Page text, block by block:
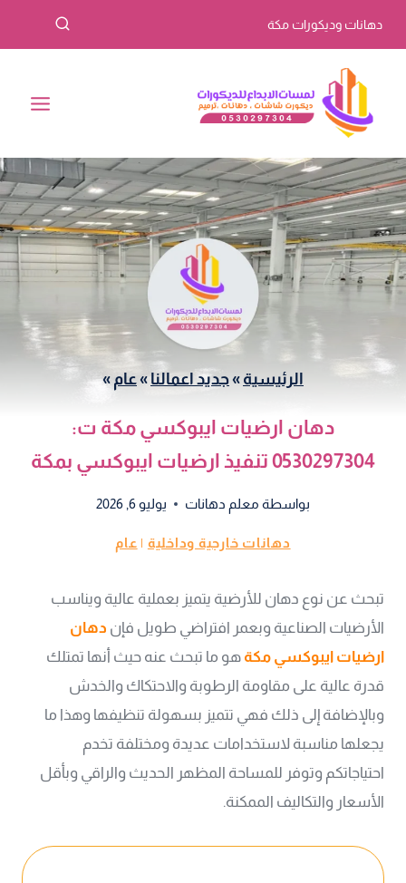
المحتوى
دهانات وديكورات مكة
الرئيسية »جديد اعمالنا»عام »
دهان ارضيات ايبوكسي مكة ت:
0530297304 تنفيذ ارضيات ايبوكسي بمكة
بواسطة معلم دهانات يوليو 6, 2026
دهانات خارجية وداخلية | عام
تبحث عن نوع دهان للأرضية يتميز بعملية عالية ويناسب
الأرضيات الصناعية وبعمر افتراضي طويل فإن دهان
ارضيات ايبوكسي مكة هو ما تبحث عنه حيث أنها تمتلك
قدرة عالية على مقاومة الرطوبة والاحتكاك والخدش
وبالإضافة إلى ذلك فهي تتميز بسهولة تنظيفها وهذا ما
يجعلها مناسبة لاستخدامات عديدة ومختلفة تخدم
احتياجاتكم وتوفر للمساحة المظهر الحديث والراقي وبأقل
الأسعار والتكاليف الممكنة.